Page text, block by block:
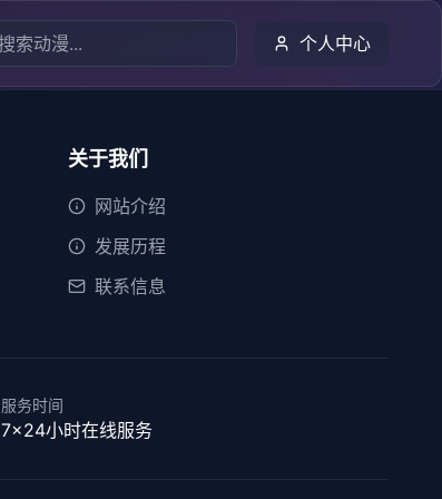
个人中心
关于我们
网站介绍
发展历程
联系信息
服务时间
7×24小时在线服务